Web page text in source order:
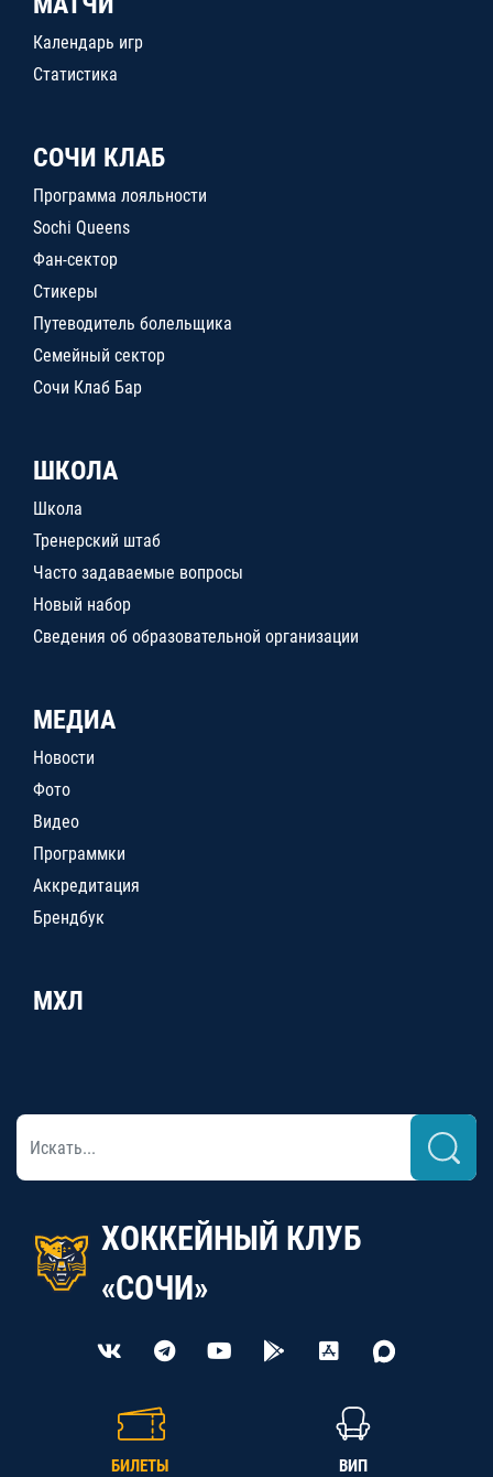
Календарь игр
Статистика
СОЧИ КЛАБ
Программа лояльности
Sochi Queens
Фан-сектор
Стикеры
Путеводитель болельщика
Семейный сектор
Сочи Клаб Бар
ШКОЛА
Школа
Тренерский штаб
Часто задаваемые вопросы
Новый набор
Сведения об образовательной организации
МЕДИА
Новости
Фото
Видео
Программки
Аккредитация
Брендбук
МХЛ
ХОККЕЙНЫЙ КЛУБ
«СОЧИ»
БИЛЕТЫ ВИП